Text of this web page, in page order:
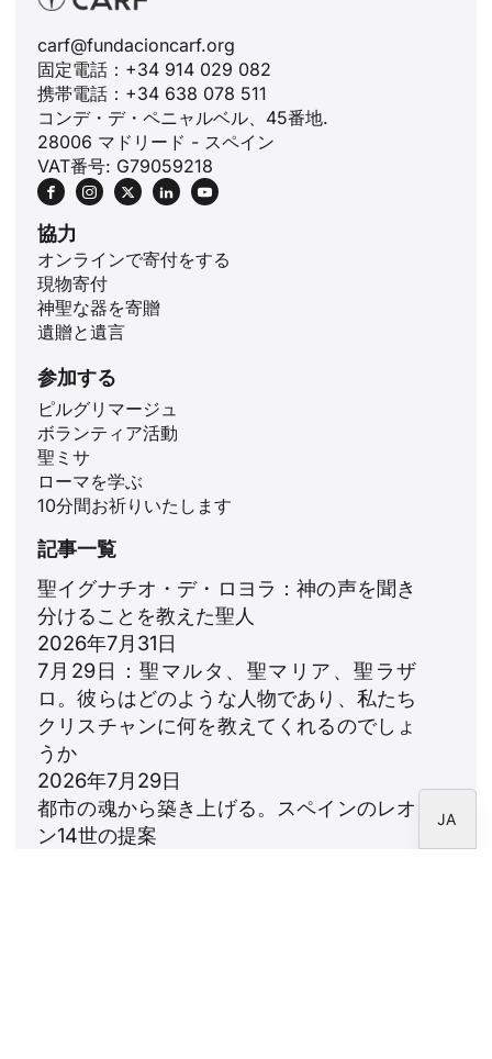
carf@fundacioncarf.org
固定電話：+34 914 029 082
携帯電話：+34 638 078 511
コンデ・デ・ペニャルベル、45番地.
28006 マドリード - スペイン
VAT番号: G79059218
協力
オンラインで寄付をする
現物寄付
神聖な器を寄贈
遺贈と遺言
参加する
ピルグリマージュ
ボランティア活動
聖ミサ
ローマを学ぶ
10分間お祈りいたします
記事一覧
聖イグナチオ・デ・ロヨラ：神の声を聞き
分けることを教えた聖人
2026年7月31日
7月29日：聖マルタ、聖マリア、聖ラザ
ロ。彼らはどのような人物であり、私たち
クリスチャンに何を教えてくれるのでしょ
うか
2026年7月29日
都市の魂から築き上げる。スペインのレオ
ン14世の提案
JA